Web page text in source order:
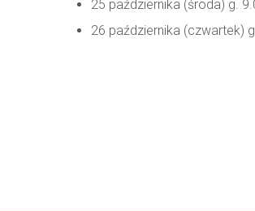
25 października (środa) g.
26 października (czwartek)